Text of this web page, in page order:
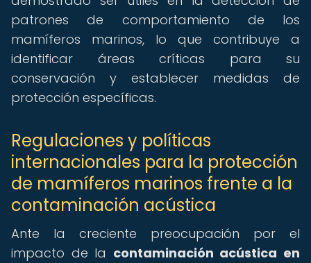
patrones de comportamiento de los
mamíferos marinos, lo que contribuye a
identificar áreas críticas para su
conservación y establecer medidas de
protección específicas.
Regulaciones y políticas
internacionales para la protección
de mamíferos marinos frente a la
contaminación acústica
Ante la creciente preocupación por el
impacto de la contaminación acústica en